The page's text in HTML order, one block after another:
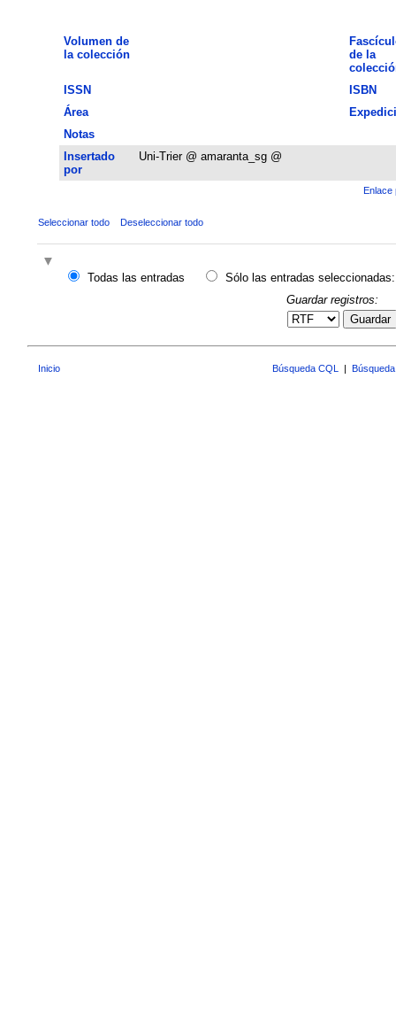
Volumen de
la colección
de la
ISSN
ISBN
Área
Notas
Insertado
por
Uni-Trier @ amaranta_sg @
Enlace
Seleccionar todo Deseleccionar todo
Todas las entradas
Sólo las entradas seleccionadas:
Guardar registros:
Guardar
Inicio Búsqueda CQL